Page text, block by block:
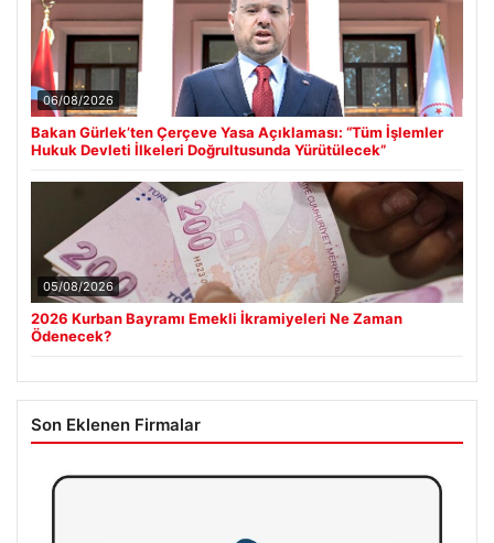
06/08/2026
Bakan Gürlek’ten Çerçeve Yasa Açıklaması: “Tüm İşlemler
Hukuk Devleti İlkeleri Doğrultusunda Yürütülecek”
05/08/2026
2026 Kurban Bayramı Emekli İkramiyeleri Ne Zaman
Ödenecek?
Son Eklenen Firmalar